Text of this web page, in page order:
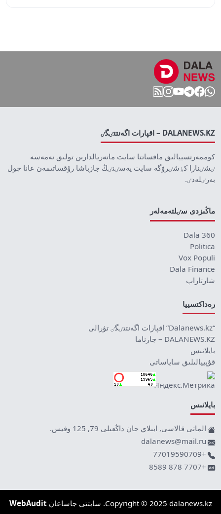
DALANEWS.KZ – اقپارات اگەنتتٸگٸ
كوممەرتسييالىق ماقساتتا سايت ماتەريالدارىن تولىق نەمەسە
ٸشٸنارا كٶشٸرۋگە سايت يەسٸنٸڭ جازباشا رۇقساتىمەن عانا جول
بەرٸلەدٸ.
ماڭىزدى سٸلتەمەلەر
Dala 360
Politica
Vox Populi
Dala Finance
شارتاراپ
رەداكتسييا
“Dalanews.kz” اقپارات اگەنتتٸگٸ تۋرالى
DALANEWS.KZ – جارناما
بايلانىس
قۇپييالىلىق ساياساتى
بايلانىس
الماتى قالاسى, ابىلاي حان داڭعىلى 79, 125 وفيس.
dalanews@mail.ru
+77019590709
+7707 878 8589
Copyright © 2025 dalanews.kz. سايتتى جاساعان WebAudit